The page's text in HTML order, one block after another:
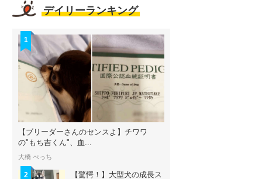
デイリーランキング
1
【ブリーダーさんのセンスよ】チワワ
の"もち吉くん"、血...
大橋 ぺっち
2 【驚愕！】大型犬の成長ス